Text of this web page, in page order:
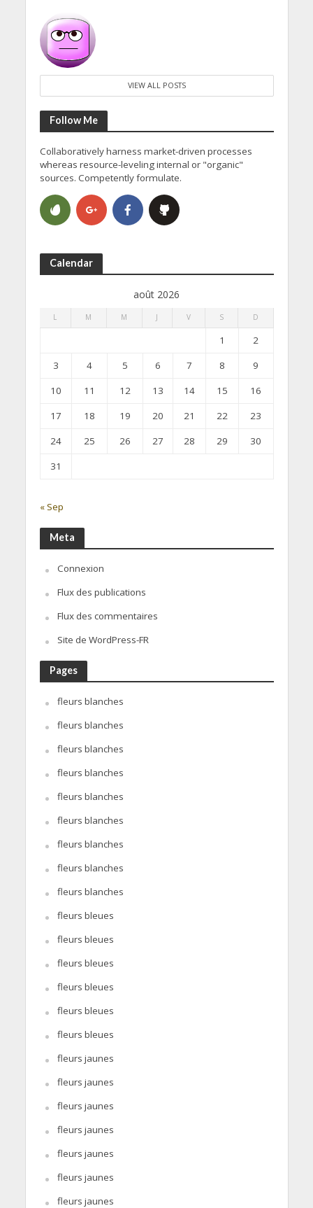
VIEW ALL POSTS
Follow Me
Collaboratively harness market-driven processes
whereas resource-leveling internal or "organic"
sources. Competently formulate.
Calendar
août 2026
L M M J V S D
1
2
3
4 5 6 7 8
9
10
11 12 13 14 15
16
17
18 19 20 21 22
23
24
25 26 27 28 29
30
31
« Sep
Meta
Connexion
Flux des publications
Flux des commentaires
Site de WordPress-FR
Pages
fleurs blanches
fleurs blanches
fleurs blanches
fleurs blanches
fleurs blanches
fleurs blanches
fleurs blanches
fleurs blanches
fleurs blanches
fleurs bleues
fleurs bleues
fleurs bleues
fleurs bleues
fleurs bleues
fleurs bleues
fleurs jaunes
fleurs jaunes
fleurs jaunes
fleurs jaunes
fleurs jaunes
fleurs jaunes
fleurs jaunes